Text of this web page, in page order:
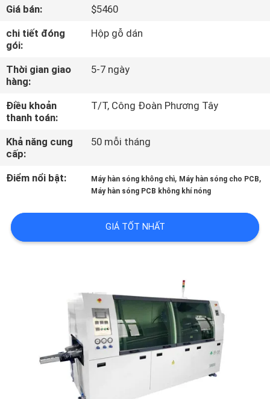
CHUYẾN
THAM
QUAN
NHÀ
MÁY
KIỂM
SOÁT
CHẤT
LIÊN
Giá bán:
$5460
chi tiết đóng
gói:
Hộp gỗ dán
Thời gian giao
hàng:
5-7 ngày
Điều khoản
thanh toán:
T/T, Công Đoàn Phương Tây
Khả năng cung
cấp:
50 mỗi tháng
Điểm nổi bật: Máy hàn sóng không chì, Máy hàn sóng cho PCB,
Máy hàn sóng PCB không khí nóng
GIÁ TỐT NHẤT